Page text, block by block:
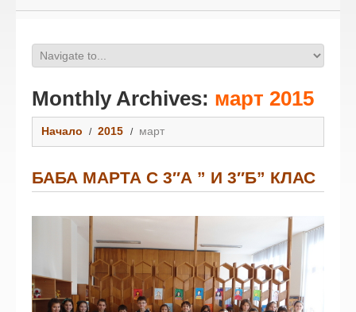
Monthly Archives: март 2015
Начало 2015 март
БАБА МАРТА С 3″А ” И 3″Б” КЛАС